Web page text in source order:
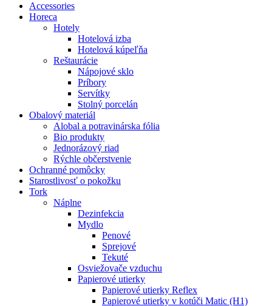
Accessories
Horeca
Hotely
Hotelová izba
Hotelová kúpeľňa
Reštaurácie
Nápojové sklo
Príbory
Servítky
Stolný porcelán
Obalový materiál
Alobal a potravinárska fólia
Bio produkty
Jednorázový riad
Rýchle občerstvenie
Ochranné pomôcky
Starostlivosť o pokožku
Tork
Náplne
Dezinfekcia
Mydlo
Penové
Sprejové
Tekuté
Osviežovače vzduchu
Papierové utierky
Papierové utierky Reflex
Papierové utierky v kotúči Matic (H1)